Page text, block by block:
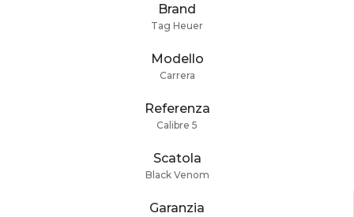
Brand
Tag Heuer
Modello
Carrera
Referenza
Calibre 5
Scatola
Black Venom
Garanzia